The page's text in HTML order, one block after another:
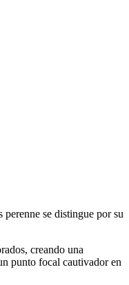
se distingue por su
creando una
punto focal cautivador en